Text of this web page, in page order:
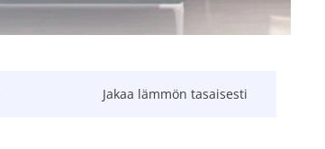
Jakaa lämmön tasaisesti